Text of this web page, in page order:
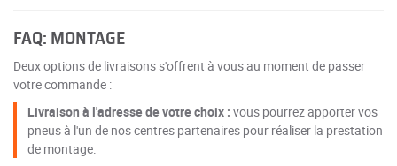
FAQ: MONTAGE
Deux options de livraisons s'offrent à vous au moment de passer
votre commande :
Livraison à l'adresse de votre choix : vous pourrez apporter vos
pneus à l'un de nos centres partenaires pour réaliser la prestation
de montage.